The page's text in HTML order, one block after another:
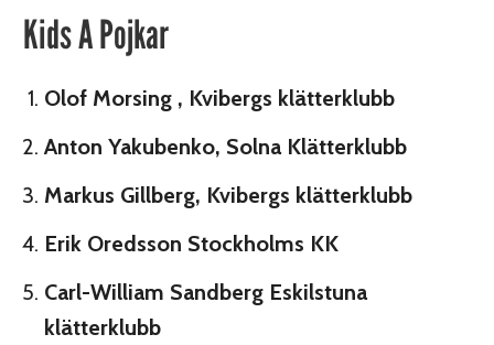
Kids A Pojkar
Olof Morsing , Kvibergs klätterklubb
Anton Yakubenko, Solna Klätterklubb
Markus Gillberg, Kvibergs klätterklubb
Erik Oredsson Stockholms KK
Carl-William Sandberg Eskilstuna
klätterklubb